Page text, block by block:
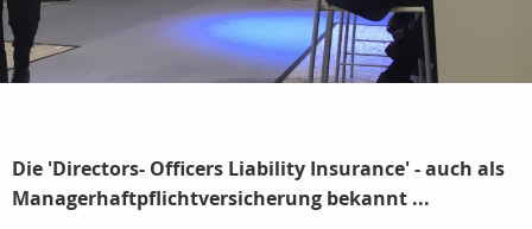
Die 'Directors- Officers Liability Insurance' - auch als
Managerhaftpflichtversicherung bekannt ...